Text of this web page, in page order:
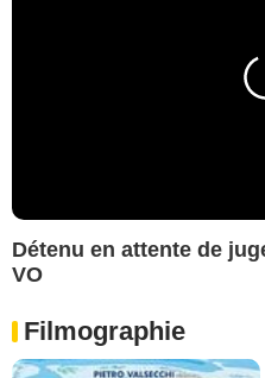
Détenu en attente de
VO
Filmographie